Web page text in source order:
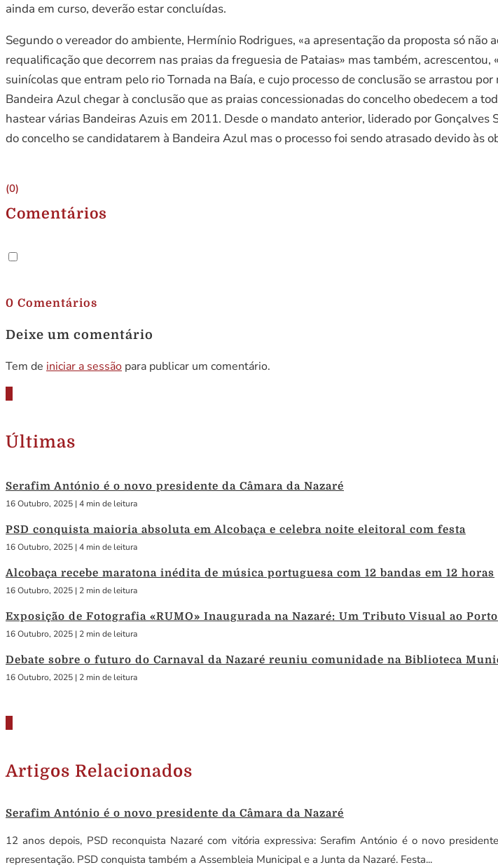
ainda em curso, deverão estar concluídas.
Segundo o vereador do ambiente, Hermínio Rodrigues, «a apresentação da proposta só não
requalificação que decorrem nas praias da freguesia de Pataias» mas também,
suinícolas que entram pelo rio Tornada na Baía, e cujo processo de conclusão se arrastou
Bandeira Azul chegar à conclusão que as praias concessionadas do concelho obedecem a
hastear várias Bandeiras Azuis em 2011. Desde o mandato anterior, liderado por Gonçalves
do concelho se candidatarem à Bandeira Azul mas o processo foi sendo atrasado devido às
(0)
Comentários
0 Comentários
Deixe um comentário
Tem de iniciar a sessão para publicar um comentário.
Últimas
Serafim António é o novo presidente da Câmara da Nazaré
16 Outubro, 2025 | 4 min de leitura
PSD conquista maioria absoluta em Alcobaça e celebra noite eleitoral com festa
16 Outubro, 2025 | 4 min de leitura
Alcobaça recebe maratona inédita de música portuguesa com 12 bandas em 12 horas
16 Outubro, 2025 | 2 min de leitura
Exposição de Fotografia «RUMO» Inaugurada na Nazaré: Um Tributo Visual ao
16 Outubro, 2025 | 2 min de leitura
Debate sobre o futuro do Carnaval da Nazaré reuniu comunidade na Biblioteca
16 Outubro, 2025 | 2 min de leitura
Artigos Relacionados
Serafim António é o novo presidente da Câmara da Nazaré
12 anos depois, PSD reconquista Nazaré com vitória expressiva: Serafim António é o novo
representação. PSD conquista também a Assembleia Municipal e a Junta da Nazaré. Festa...